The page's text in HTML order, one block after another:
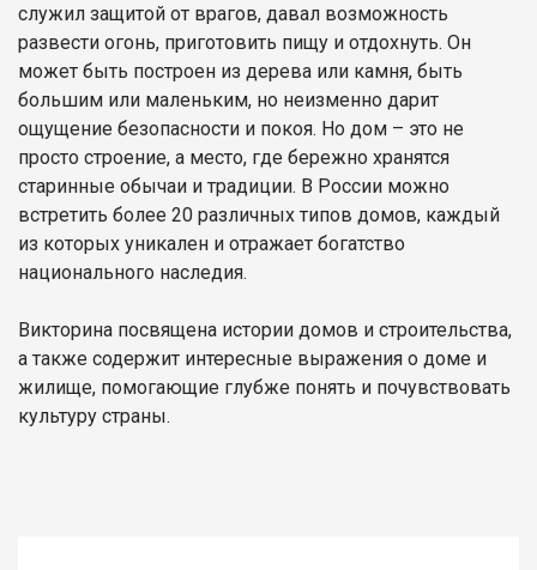
служил защитой от врагов, давал возможность
развести огонь, приготовить пищу и отдохнуть. Он
может быть построен из дерева или камня, быть
большим или маленьким, но неизменно дарит
ощущение безопасности и покоя. Но дом – это не
просто строение, а место, где бережно хранятся
старинные обычаи и традиции. В России можно
встретить более 20 различных типов домов, каждый
из которых уникален и отражает богатство
национального наследия.
Викторина посвящена истории домов и строительства,
а также содержит интересные выражения о доме и
жилище, помогающие глубже понять и почувствовать
культуру страны.